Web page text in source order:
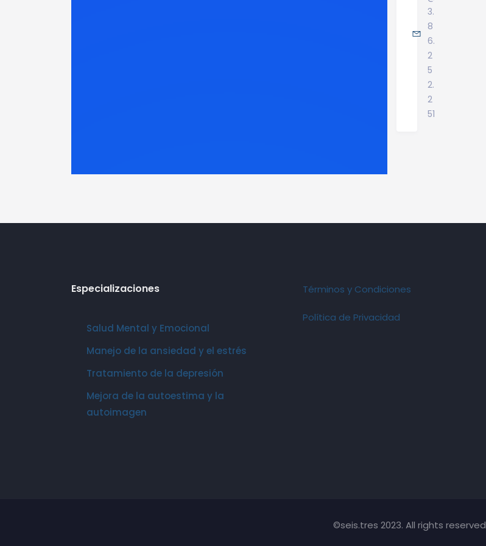
3.
8
6.
2
5
2.
2
51
Especializaciones
Salud Mental y Emocional
Manejo de la ansiedad y el estrés
Tratamiento de la depresión
Mejora de la autoestima y la
autoimagen
Términos y Condiciones
Política de Privacidad
©seis.tres 2023. All rights reserved